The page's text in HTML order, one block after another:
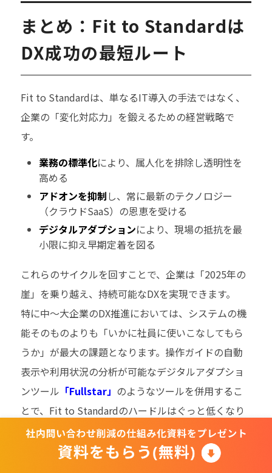
まとめ：Fit to Standardは
DX成功の最短ルート
Fit to Standardは、単なるIT導入の手法ではなく、
企業の「変化対応力」を鍛えるための経営戦略で
す。
業務の標準化により、属人化を排除し透明性を
高める
アドオンを抑制 し、常に最新のテクノロジー
（クラウドSaaS）の恩恵を受ける
デジタルアダプションにより、現場の抵抗を最
小限に抑え早期定着を図る
これらのサイクルを回すことで、企業は「2025年の
崖」を乗り越え、持続可能なDXを実現できます。
特に中～大企業のDX推進においては、システムの機
能そのものよりも「いかに社員に使いこなしてもら
うか」が最大の課題となります。操作ガイドの自動
表示や利用状況の分析が可能なデジタルアダプショ
ンツール 「Fullstar」 のようなツールを併用するこ
とで、Fit to Standardのハードルはぐっと低くなり
ます。
貴社のシステム導入を「ただの入れ替え」に終わら